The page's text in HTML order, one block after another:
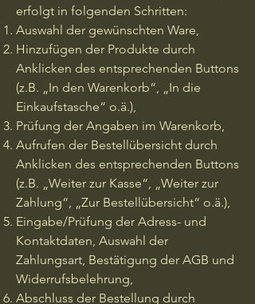
erfolgt in folgenden Schritten:
Auswahl der gewünschten Ware,
Hinzufügen der Produkte durch
Anklicken des entsprechenden Buttons
(z.B. „In den Warenkorb“, „In die
Einkaufstasche“ o.ä.),
Prüfung der Angaben im Warenkorb,
Aufrufen der Bestellübersicht durch
Anklicken des entsprechenden Buttons
(z.B. „Weiter zur Kasse“, „Weiter zur
Zahlung“, „Zur Bestellübersicht“ o.ä.),
Eingabe/Prüfung der Adress- und
Kontaktdaten, Auswahl der
Zahlungsart, Bestätigung der AGB und
Widerrufsbelehrung,
Abschluss der Bestellung durch